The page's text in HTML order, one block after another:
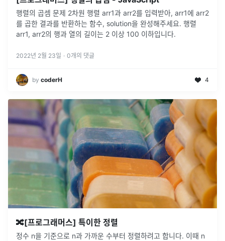
행렬의 곱셈 문제 2차원 행렬 arr1과 arr2를 입력받아, arr1에 arr2
를 곱한 결과를 반환하는 함수, solution을 완성해주세요. 행렬
arr1, arr2의 행과 열의 길이는 2 이상 100 이하입니다.
2022년 2월 23일 · 0개의 댓글
by coderH 4
🔀[프로그래머스] 특이한 정렬
정수 n을 기준으로 n과 가까운 수부터 정렬하려고 합니다. 이때 n